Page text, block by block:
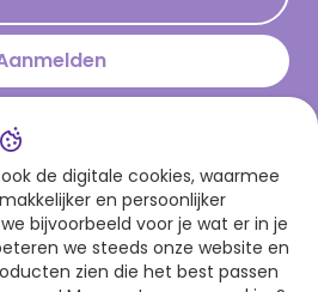
de digitale cookies, waarmee
en persoonlijker
bijvoorbeeld voor je wat er in je
we steeds onze website en
zien die het best passen